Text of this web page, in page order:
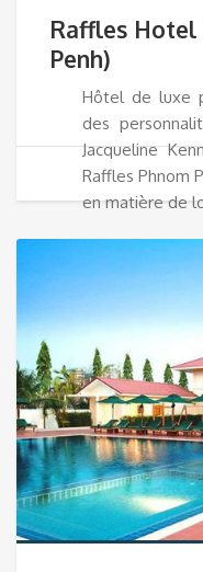
Raffles Hotel
Penh)
Hôtel de luxe
des
Jacqueline
Raffles Phnom
en matière de